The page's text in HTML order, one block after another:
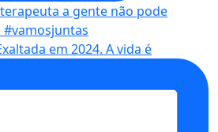
em 2024. A vida é